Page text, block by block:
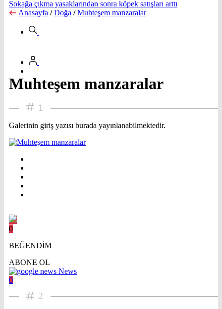
Sokağa çıkma yasaklarından sonra köpek satışları arttı
Anasayfa / Doğa / Muhteşem manzaralar
Muhteşem manzaralar
1
Galerinin giriş yazısı burada yayınlanabilmektedir.
0
BEĞENDİM
ABONE OL
News
0
2